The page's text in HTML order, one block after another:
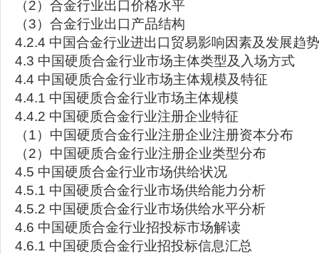
（2）合金行业出口价格水平
（3）合金行业出口产品结构
4.2.4 中国合金行业进出口贸易影响因素及发展趋势
4.3 中国硬质合金行业市场主体类型及入场方式
4.4 中国硬质合金行业市场主体规模及特征
4.4.1 中国硬质合金行业市场主体规模
4.4.2 中国硬质合金行业注册企业特征
（1）中国硬质合金行业注册企业注册资本分布
（2）中国硬质合金行业注册企业类型分布
4.5 中国硬质合金行业市场供给状况
4.5.1 中国硬质合金行业市场供给能力分析
4.5.2 中国硬质合金行业市场供给水平分析
4.6 中国硬质合金行业招投标市场解读
4.6.1 中国硬质合金行业招投标信息汇总